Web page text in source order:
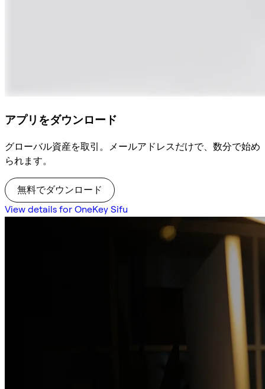
アプリをダウンロード
グローバル資産を取引。メールアドレスだけで、数分で始め
られます。
無料でダウンロード
View details for OneKey Sifu